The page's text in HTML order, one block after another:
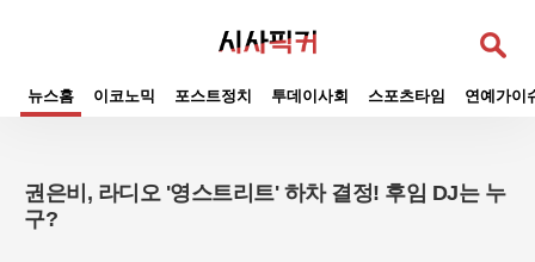
검
뉴스홈 이코노믹 포스트정치 투데이사회 스포츠타임 연예가이
권은비, 라디오 '영스트리트' 하차 결정! 후임 DJ는 누
구?